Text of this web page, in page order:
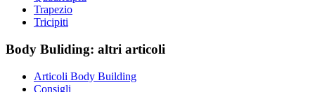
Trapezio
Tricipiti
Body Buliding: altri articoli
Articoli Body Building
Consigli